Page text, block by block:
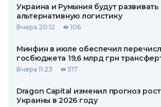
Украина и Румыния будут развивать
альтернативную логистику
Вчера 20:12 106
Минфин в июле обеспечил
госбюджета 19,6 млрд грн
Вчера 11:23 517
Dragon Capital изменил прогноз
Украины в 2026 году